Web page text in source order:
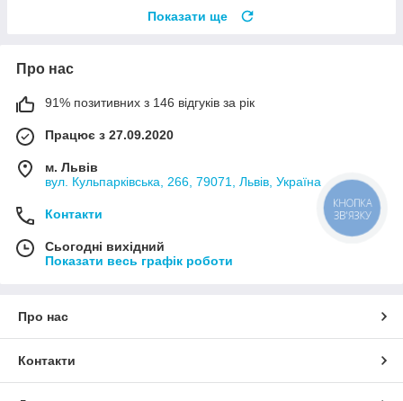
Показати ще
Про нас
91% позитивних з 146 відгуків за рік
Працює з 27.09.2020
м. Львів
вул. Кульпарківська, 266, 79071, Львів, Україна
Контакти
Сьогодні вихідний
Показати весь графік роботи
Про нас
Контакти
КНОПКА
ЗВ'ЯЗКУ